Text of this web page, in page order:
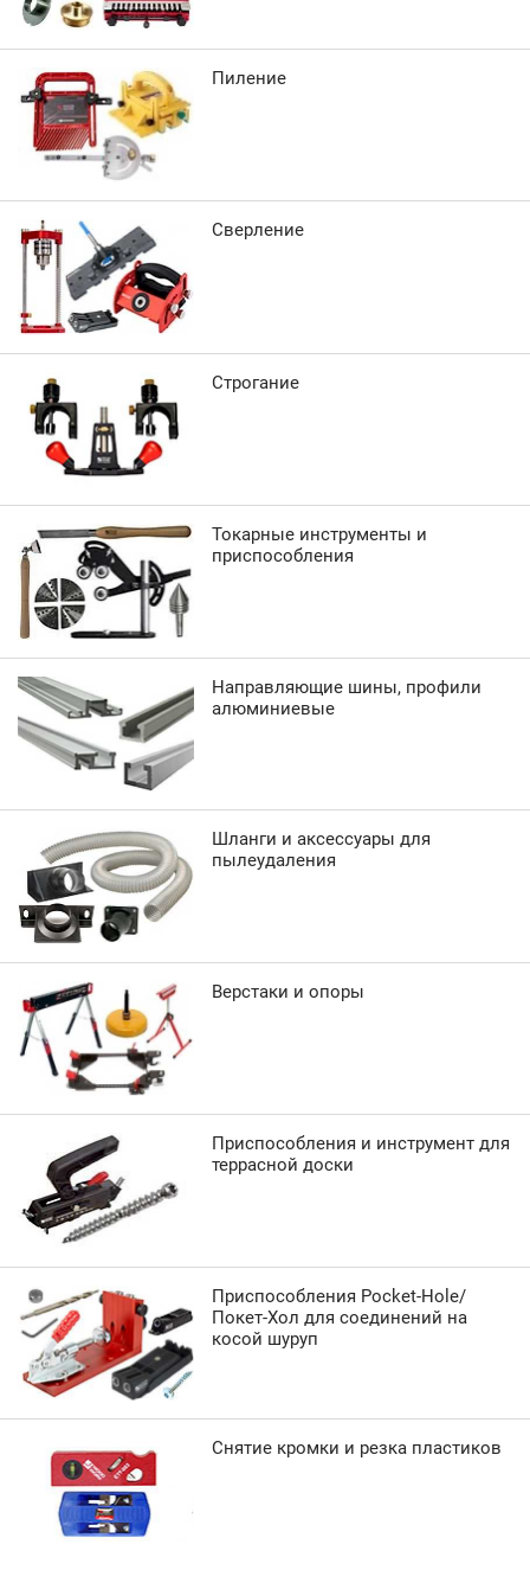
Пиление
Сверление
Строгание
Токарные инструменты и
приспособления
Направляющие шины, профили
алюминиевые
Шланги и аксессуары для
пылеудаления
Верстаки и опоры
Приспособления и инструмент для
террасной доски
Приспособления Pocket-Hole/
Покет-Хол для соединений на
косой шуруп
Снятие кромки и резка пластиков